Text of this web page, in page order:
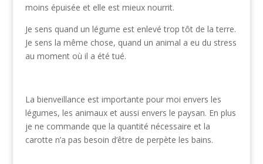
moins épuisée et elle est mieux nourrit.
Je sens quand un légume est enlevé trop tôt de la terre.
Je sens la même chose, quand un animal a eu du stress
au moment où il a été tué.
La bienveillance est importante pour moi envers les
légumes, les animaux et aussi envers le paysan. En plus
je ne commande que la quantité nécessaire et la
carotte n’a pas besoin d’être de perpète les bains.